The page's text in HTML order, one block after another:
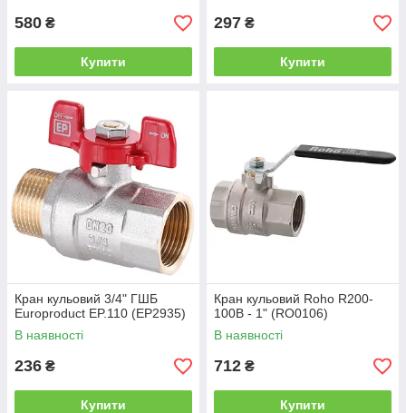
580 ₴
Купити
297 ₴
Купити
Кран кульовий 3/4" ГШБ
Europroduct EP.110 (EP2935)
В наявності
236 ₴
Купити
Кран кульовий Roho R200-
100B - 1" (RO0106)
В наявності
712 ₴
Купити